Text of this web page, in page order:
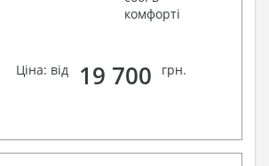
комфорті
Ціна: від 19 700 грн.